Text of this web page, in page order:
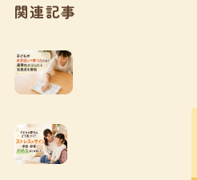
関連記事